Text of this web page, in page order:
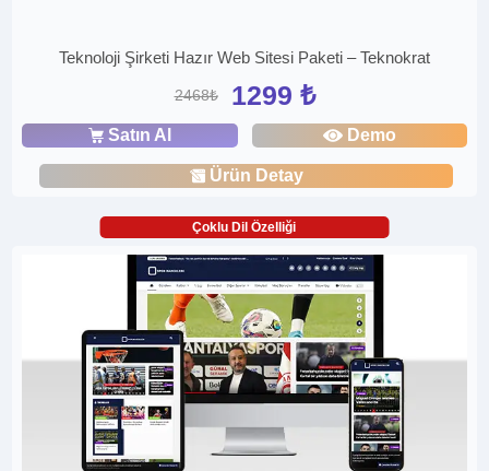
Teknoloji Şirketi Hazır Web Sitesi Paketi – Teknokrat
2468₺ 1299 ₺
Satın Al Demo
Ürün Detay
Çoklu Dil Özelliği